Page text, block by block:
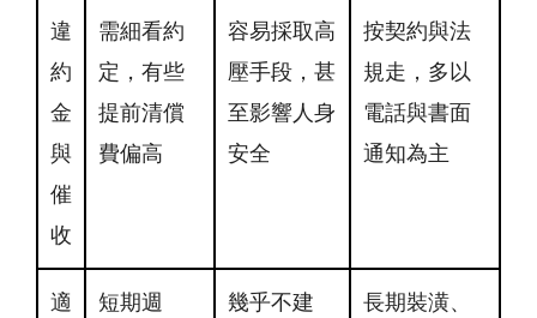
違
約
金
與
催
收
需細看約
定，有些
提前清償
費偏高
容易採取高
壓手段，甚
至影響人身
安全
按契約與法
規走，多以
電話與書面
通知為主
適
短期週
幾乎不建
長期裝潢、